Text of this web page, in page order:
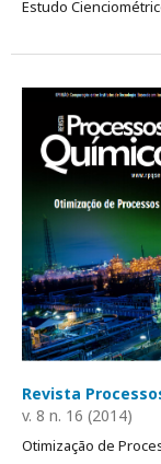
Estudo
Revista
v. 8 n. 16 (2014)
Otimização de